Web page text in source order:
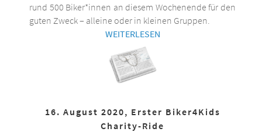
rund 500 Biker*innen an diesem Wochenende für den
guten Zweck – alleine oder in kleinen Gruppen.
WEITERLESEN
16. August 2020, Erster Biker4Kids
Charity-Ride